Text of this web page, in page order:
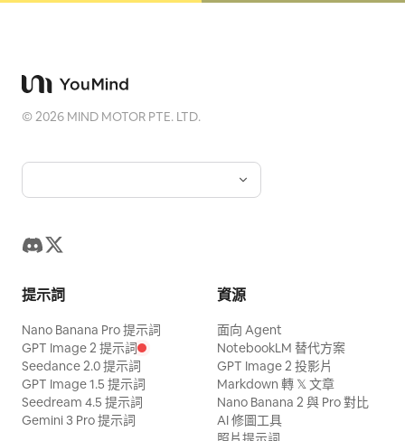
©2026 MIND MOTOR PTE. LTD.
提示詞
Nano Banana Pro 提示詞
GPT Image 2 提示詞
Seedance 2.0 提示詞
GPT Image 1.5 提示詞
Seedream 4.5 提示詞
Gemini 3 Pro 提示詞
資源
面向 Agent
NotebookLM 替代方案
GPT Image 2 投影片
Markdown 轉 𝕏 文章
Nano Banana 2 與 Pro 對比
AI 修圖工具